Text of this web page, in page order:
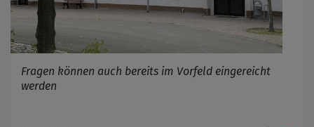
Fragen können auch bereits im Vorfeld eingereicht
werden